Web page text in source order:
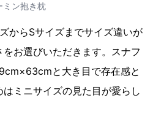
ミン抱き枕
からSサイズまでサイズ違いが
お選びいただきます。スナフ
と大き目で存在感と
ミニサイズの見た目が愛らし